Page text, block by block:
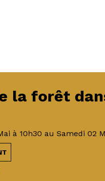
la forêt
à 10h30 au Samedi 02